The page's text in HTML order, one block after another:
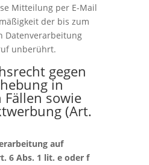
Mitteilung per E-Mail
der bis zum
Datenverarbeitung
unberührt.
gegen
in
Fällen sowie
(Art.
auf
6 Abs. 1 lit. e oder f